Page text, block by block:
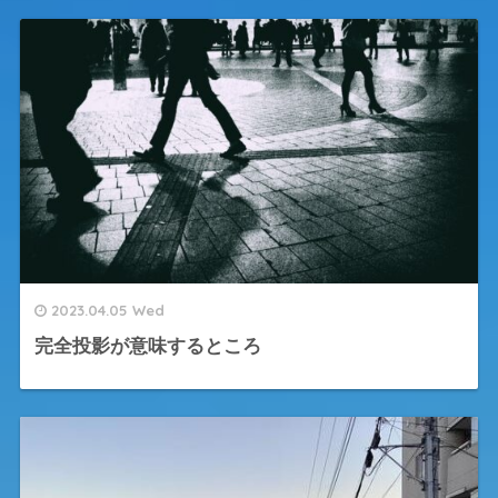
2023.04.05 Wed
完全投影が意味するところ